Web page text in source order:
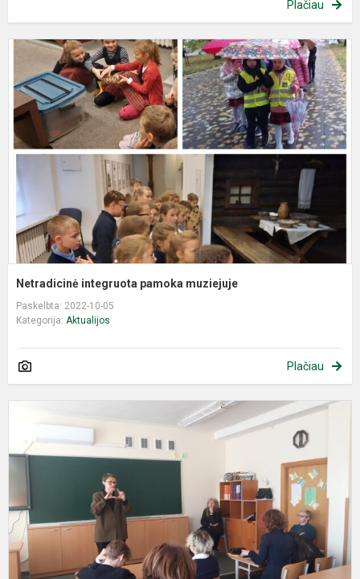
Plačiau
Netradicinė integruota pamoka muziejuje
Paskelbta: 2022-10-05
Kategorija: Aktualijos
Plačiau